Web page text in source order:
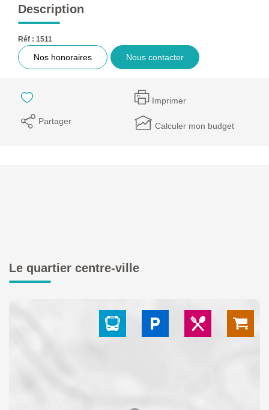
Description
Réf : 1511
Nos honoraires Nous contacter
Imprimer
Partager Calculer mon budget
Le quartier centre-ville